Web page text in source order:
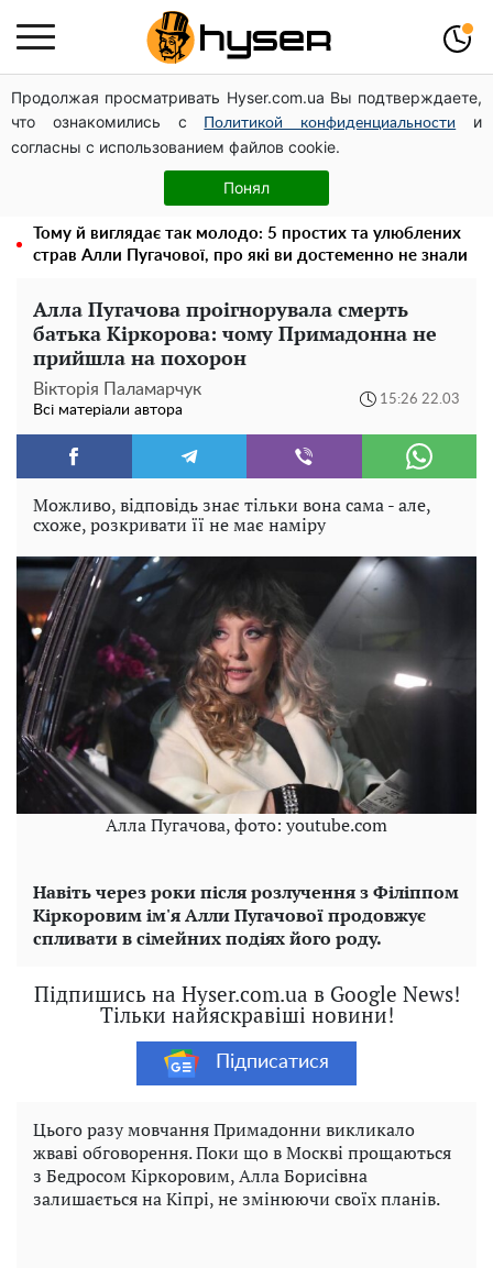
Продолжая просматривать Hyser.com.ua Вы подтверждаете,
что ознакомились с
Политикой конфиденциальности
и
согласны с использованием файлов cookie.
Понял
Дрони із націнкою: Олександр Конотопський вивів
мільйони оборонного бюджету через фіктивну фірму в
Естонії
Новий притулок для осколків ОПЗЖ: як "Партія миру"
Новинського знову з'явилася в інформаційному полі
Тому й виглядає так молодо: 5 простих та улюблених
страв Алли Пугачової, про які ви достеменно не знали
Алла Пугачова проігнорувала смерть
батька Кіркорова: чому Примадонна не
прийшла на похорон
Вікторія Паламарчук
Всі матеріали автора
15:26 22.03
Можливо, відповідь знає тільки вона сама - але,
схоже, розкривати її не має наміру
Алла Пугачова, фото: youtube.com
Навіть через роки після розлучення з Філіппом
Кіркоровим ім'я Алли Пугачової продовжує
спливати в сімейних подіях його роду.
Підпишись на Hyser.com.ua в Google News!
Тільки найяскравіші новини!
Підписатися
Цього разу мовчання Примадонни викликало
жваві обговорення. Поки що в Москві прощаються
з Бедросом Кіркоровим, Алла Борисівна
залишається на Кіпрі, не змінюючи своїх планів.